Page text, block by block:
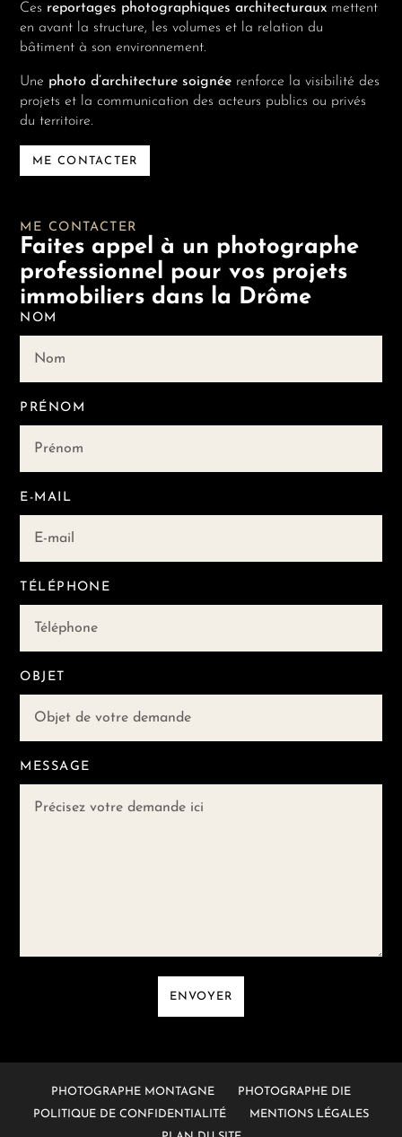
Ces reportages photographiques architecturaux mettent
en avant la structure, les volumes et la relation du
bâtiment à son environnement.
Une photo d’architecture soignée renforce la visibilité des
projets et la communication des acteurs publics ou privés
du territoire.
ME CONTACTER
ME CONTACTER
Faites appel à un photographe
professionnel pour vos projets
immobiliers dans la Drôme
NOM
PRÉNOM
E-MAIL
TÉLÉPHONE
OBJET
MESSAGE
ENVOYER
PHOTOGRAPHE MONTAGNE
PHOTOGRAPHE DIE
POLITIQUE DE CONFIDENTIALITÉ
MENTIONS LÉGALES